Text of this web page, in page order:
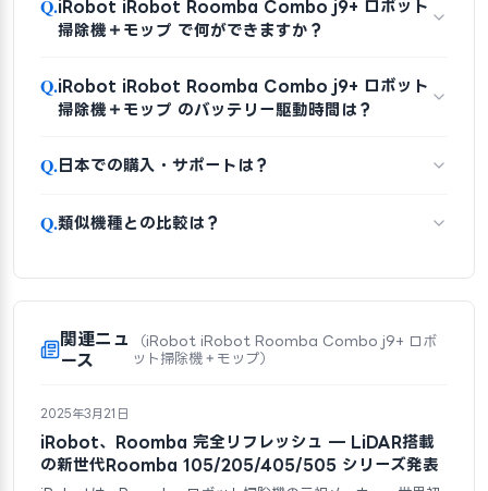
Q.iRobot iRobot Roomba Combo j9+ ロボット
掃除機＋モップ で何ができますか？
Q.iRobot iRobot Roomba Combo j9+ ロボット
掃除機＋モップ のバッテリー駆動時間は？
Q.日本での購入・サポートは？
Q.類似機種との比較は？
関連ニュ
ース
（iRobot iRobot Roomba Combo j9+ ロボ
ット掃除機＋モップ）
2025年3月21日
iRobot、Roomba 完全リフレッシュ — LiDAR搭載
の新世代Roomba 105/205/405/505 シリーズ発表